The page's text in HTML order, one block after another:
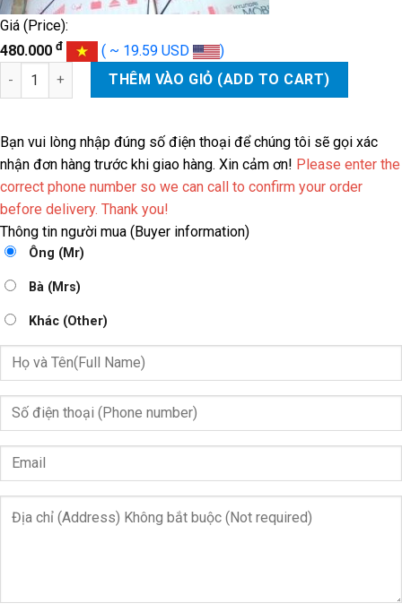
Giá (Price):
480.000 đ ( ~ 19.59 USD )
CHUỘT ĐỀ KIA CERATO, FORTE, HYUNDAI GETZ số lượng
THÊM VÀO GIỎ (ADD TO CART)
Bạn vui lòng nhập đúng số điện thoại để chúng tôi sẽ gọi xác
nhận đơn hàng trước khi giao hàng. Xin cảm ơn! Please enter the
correct phone number so we can call to confirm your order
before delivery. Thank you!
Thông tin người mua (Buyer information)
Ông (Mr)
Bà (Mrs)
Khác (Other)